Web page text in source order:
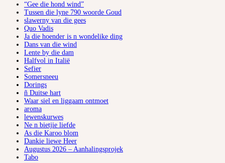
“Gee die hond wind”
Tussen die lyne 790 woorde Goud
slawerny van die gees
Quo Vadis
Ja die hoender is n wondelike ding
Dans van die wind
Lente by die dam
Halfvol in Italië
Sefier
Somersneeu
Dorings
ñ Duitse hart
Waar siel en liggaam ontmoet
aroma
lewenskurwes
Ne n bietjie liefde
As die Karoo blom
Dankie liewe Heer
Augustus 2026 – Aanhalingsprojek
Tabo